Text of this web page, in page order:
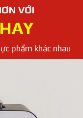
VỚI
phẩm khác nhau